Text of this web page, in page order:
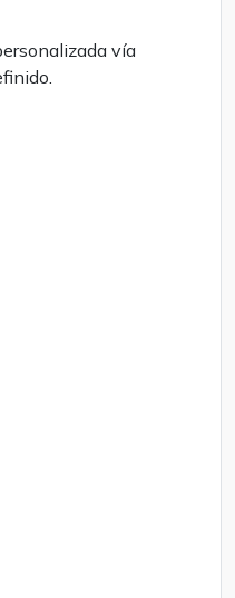
vía